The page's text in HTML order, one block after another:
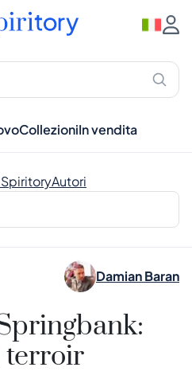
CollezioniIn vendita
Autori
Damian Baran
terroir